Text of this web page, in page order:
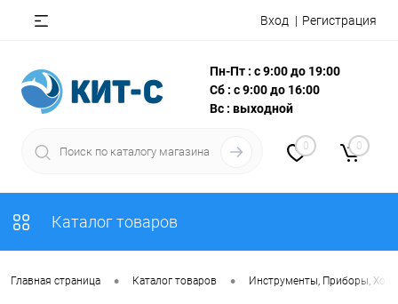
Вход Регистрация
Пн-Пт : с 9:00 до 19:00
Сб : с 9:00 до 16:00
Вс : выходной
0 0
Каталог товаров
Главная страница • Каталог товаров • Инструменты, Приборы,